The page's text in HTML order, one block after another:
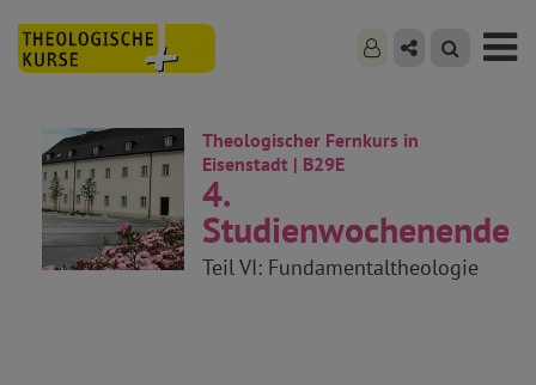
Theologischer Fernkurs in
Eisenstadt | B29E
4.
Studienwochenende
Teil VI: Fundamentaltheologie